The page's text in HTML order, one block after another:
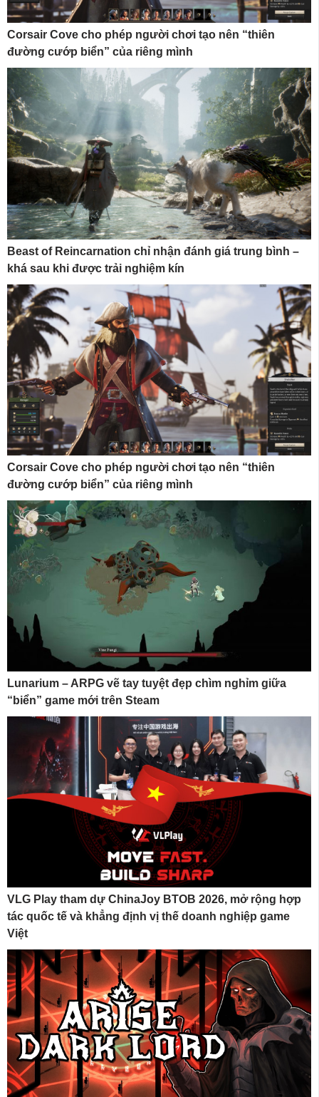
Corsair Cove cho phép người chơi tạo nên “thiên
đường cướp biển” của riêng mình
Beast of Reincarnation chỉ nhận đánh giá trung bình –
khá sau khi được trải nghiệm kín
Corsair Cove cho phép người chơi tạo nên “thiên
đường cướp biển” của riêng mình
Lunarium – ARPG vẽ tay tuyệt đẹp chìm nghỉm giữa
“biển” game mới trên Steam
VLG Play tham dự ChinaJoy BTOB 2026, mở rộng hợp
tác quốc tế và khẳng định vị thế doanh nghiệp game
Việt